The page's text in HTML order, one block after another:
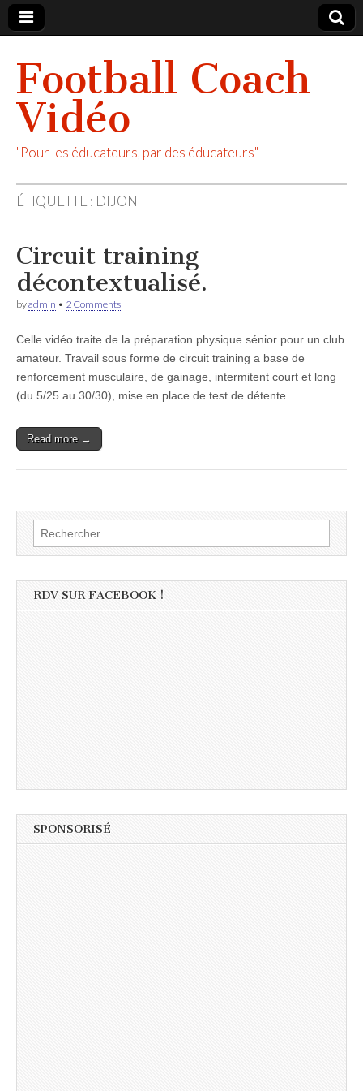
Football Coach
Vidéo
"Pour les éducateurs, par des éducateurs"
ÉTIQUETTE : DIJON
Circuit training
décontextualisé.
byadmin • 2 Comments
Celle vidéo traite de la préparation physique sénior pour un club
amateur. Travail sous forme de circuit training a base de
renforcement musculaire, de gainage, intermitent court et long
(du 5/25 au 30/30), mise en place de test de détente…
Read more →
Rechercher :
RDV SUR FACEBOOK !
SPONSORISÉ